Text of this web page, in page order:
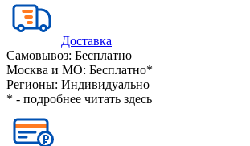
Доставка
Самовывоз: Бесплатно
Москва и МО: Бесплатно*
Регионы: Индивидуально
* - подробнее читать здесь